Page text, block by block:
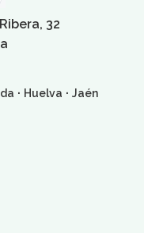
32
· Huelva · Jaén